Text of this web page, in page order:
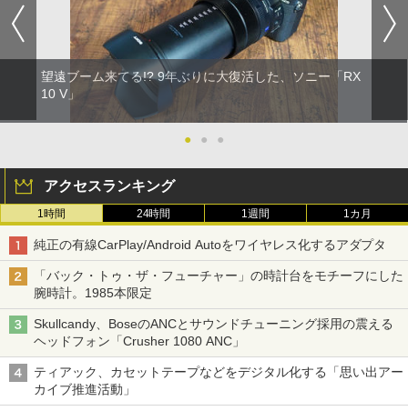
望遠ブーム来てる!? 9年ぶりに大復活した、ソニー「RX
10 V」
● ● ●
アクセスランキング
1時間 24時間 1週間 1カ月
純正の有線CarPlay/Android Autoをワイヤレス化するアダプタ
「バック・トゥ・ザ・フューチャー」の時計台をモチーフにした
腕時計。1985本限定
Skullcandy、BoseのANCとサウンドチューニング採用の震える
ヘッドフォン「Crusher 1080 ANC」
ティアック、カセットテープなどをデジタル化する「思い出アー
カイブ推進活動」